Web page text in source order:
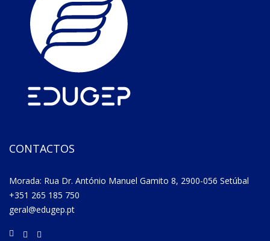
CONTACTOS
Morada: Rua Dr. António Manuel Gamito 8, 2900-056 Setúbal
+351 265 185 750
geral@edugep.pt